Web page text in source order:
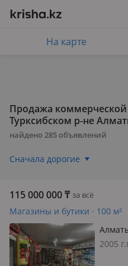
На карте
Продажа
Турксибском р-не
найдено 285 объявлений
Сначала дорогие
115 000 000₸ за всё
Магазины и бутики · 100 м²
124
2005